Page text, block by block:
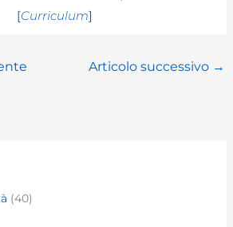
[Curriculum]
Articolo successivo →
(40)